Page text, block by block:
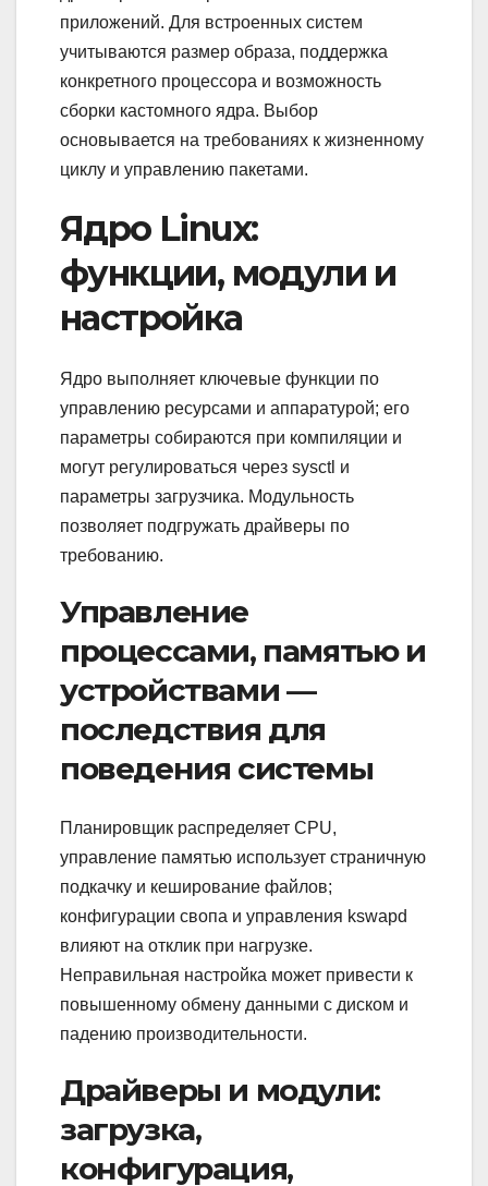
приложений. Для встроенных систем
учитываются размер образа, поддержка
конкретного процессора и возможность
сборки кастомного ядра. Выбор
основывается на требованиях к жизненному
циклу и управлению пакетами.
Ядро Linux:
функции, модули и
настройка
Ядро выполняет ключевые функции по
управлению ресурсами и аппаратурой; его
параметры собираются при компиляции и
могут регулироваться через sysctl и
параметры загрузчика. Модульность
позволяет подгружать драйверы по
требованию.
Управление
процессами, памятью и
устройствами —
последствия для
поведения системы
Планировщик распределяет CPU,
управление памятью использует страничную
подкачку и кеширование файлов;
конфигурации свопа и управления kswapd
влияют на отклик при нагрузке.
Неправильная настройка может привести к
повышенному обмену данными с диском и
падению производительности.
Драйверы и модули:
загрузка,
конфигурация,